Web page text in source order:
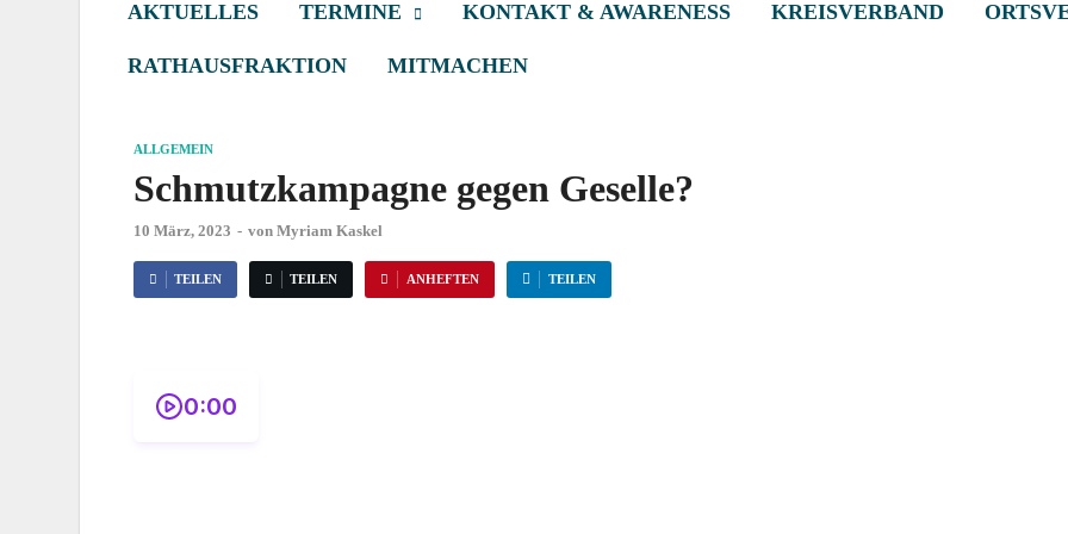
AKTUELLES TERMINE KONTAKT & AWARENESS KREISVERBAND
RATHAUSFRAKTION MITMACHEN
ALLGEMEIN
Schmutzkampagne gegen Geselle?
10 März, 2023 - von Myriam Kaskel
TEILEN TEILEN ANHEFTEN TEILEN
0:00